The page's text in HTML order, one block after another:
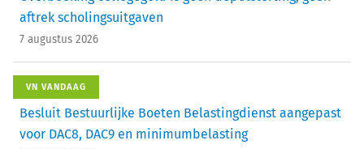
aftrek scholingsuitgaven
7 augustus 2026
VN VANDAAG
Besluit Bestuurlijke Boeten Belastingdienst aangepast
voor DAC8, DAC9 en minimumbelasting